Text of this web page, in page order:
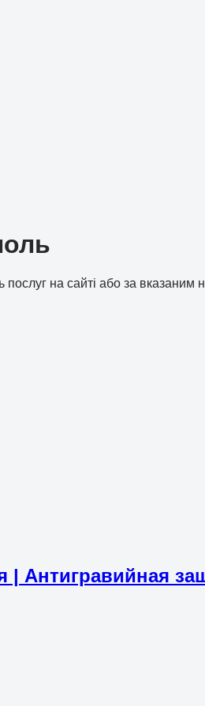
послуг на сайті або за вказаним
| Антигравийная